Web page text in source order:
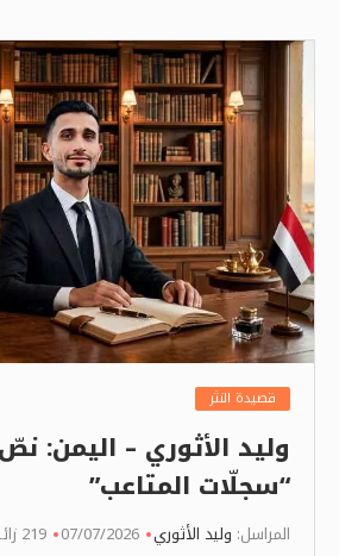
قصيدة النثر
وليد الأثوري – اليمن:
“سجلّات المتاعب”
المراسل: وليد الأثوري 07/07/2026 219 زائر